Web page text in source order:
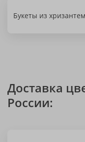
Букеты из хризантем
Доставка
России: